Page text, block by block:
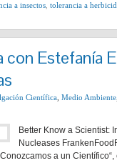
a insectos tolerancia a
con Estefanía
Científica Medio Ambiente
Better Know a Scientist:
Nucleases
a un